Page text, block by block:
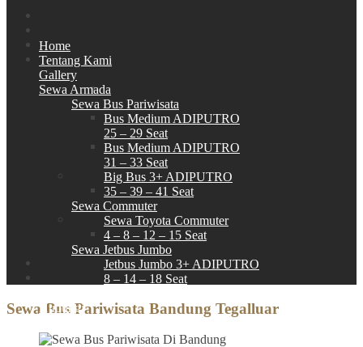
Home
Tentang Kami
Gallery
Sewa Armada
Sewa Bus Pariwisata
Bus Medium ADIPUTRO
25 – 29 Seat
Bus Medium ADIPUTRO
31 – 33 Seat
Big Bus 3+ ADIPUTRO
35 – 39 – 41 Seat
Sewa Commuter
Sewa Toyota Commuter
4 – 8 – 12 – 15 Seat
Sewa Jetbus Jumbo
Jetbus Jumbo 3+ ADIPUTRO
8 – 14 – 18 Seat
Hubungi
Sewa Bus Pariwisata Bandung Tegalluar